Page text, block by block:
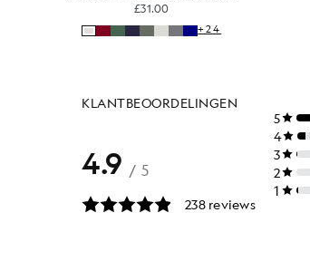
£31.00
+24